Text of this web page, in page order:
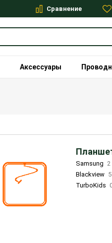
Сравнение
Аксессуары
Samsung 2
Blackview 5
TurboKids